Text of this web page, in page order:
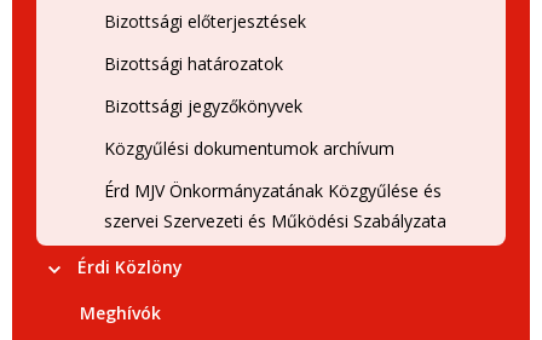
Bizottsági előterjesztések
Bizottsági határozatok
Bizottsági jegyzőkönyvek
Közgyűlési dokumentumok archívum
Érd MJV Önkormányzatának Közgyűlése és
szervei Szervezeti és Működési Szabályzata
Érdi Közlöny
Meghívók